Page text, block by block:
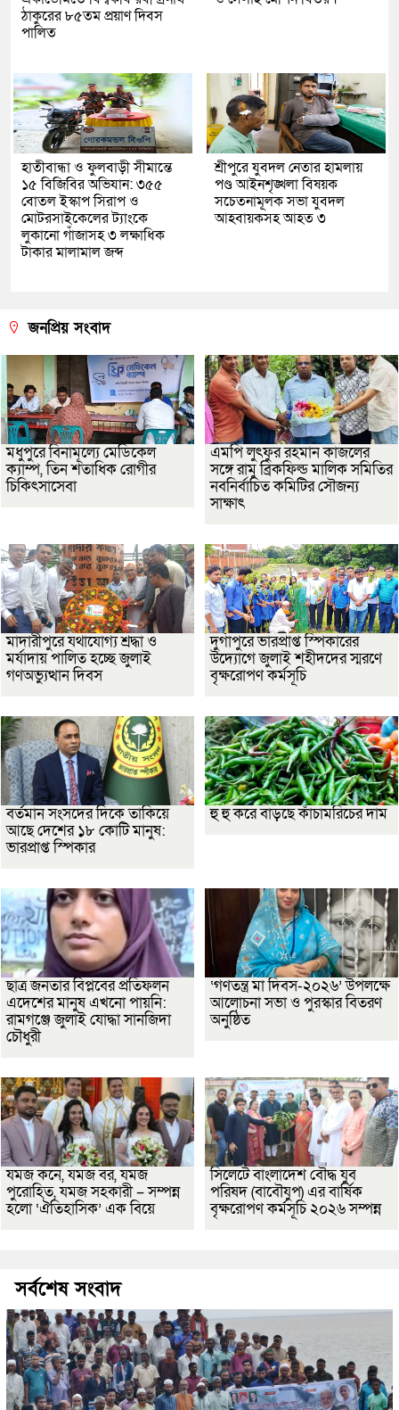
ঠাকুরের ৮৫তম প্রয়াণ দিবস
পালিত
হাতীবান্ধা ও ফুলবাড়ী সীমান্তে
১৫ বিজিবির অভিযান: ৩৫৫
বোতল ইস্কাপ সিরাপ ও
মোটরসাইকেলের ট্যাংকে
লুকানো গাঁজাসহ ৩ লক্ষাধিক
টাকার মালামাল জব্দ
শ্রীপুরে যুবদল নেতার হামলায়
পণ্ড আইনশৃঙ্খলা বিষয়ক
সচেতনামূলক সভা যুবদল
আহবায়কসহ আহত ৩
জনপ্রিয় সংবাদ
মধুপুরে বিনামূল্যে মেডিকেল
ক্যাম্প, তিন শতাধিক রোগীর
চিকিৎসাসেবা
এমপি লুৎফুর রহমান কাজলের
সঙ্গে রামু ব্রিকফিল্ড মালিক সমিতির
নবনির্বাচিত কমিটির সৌজন্য
সাক্ষাৎ
মাদারীপুরে যথাযোগ্য শ্রদ্ধা ও
মর্যাদায় পালিত হচ্ছে জুলাই
গণঅভ্যুত্থান দিবস
দুর্গাপুরে ভারপ্রাপ্ত স্পিকারের
উদ্যোগে জুলাই শহীদদের স্মরণে
বৃক্ষরোপণ কর্মসূচি
বর্তমান সংসদের দিকে তাকিয়ে
আছে দেশের ১৮ কোটি মানুষ:
ভারপ্রাপ্ত স্পিকার
হু হু করে বাড়ছে কাঁচামরিচের দাম
ছাত্র জনতার বিপ্লবের প্রতিফলন
এদেশের মানুষ এখনো পায়নি:
রামগঞ্জে জুলাই যোদ্ধা সানজিদা
চৌধুরী
‘গণতন্ত্র মা দিবস-২০২৬’ উপলক্ষে
আলোচনা সভা ও পুরস্কার বিতরণ
অনুষ্ঠিত
যমজ কনে, যমজ বর, যমজ
পুরোহিত, যমজ সহকারী – সম্পন্ন
হলো ‘ঐতিহাসিক’ এক বিয়ে
সিলেটে বাংলাদেশ বৌদ্ধ যুব
পরিষদ (বাবৌযুপ) এর বার্ষিক
বৃক্ষরোপণ কর্মসূচি ২০২৬ সম্পন্ন
সর্বশেষ সংবাদ